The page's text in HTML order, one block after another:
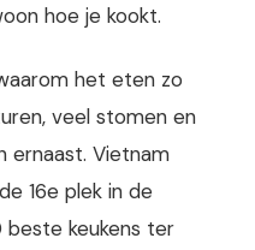
hoe je kookt.
het eten zo
veel stomen en
ernaast. Vietnam
16e plek in de
beste keukens ter